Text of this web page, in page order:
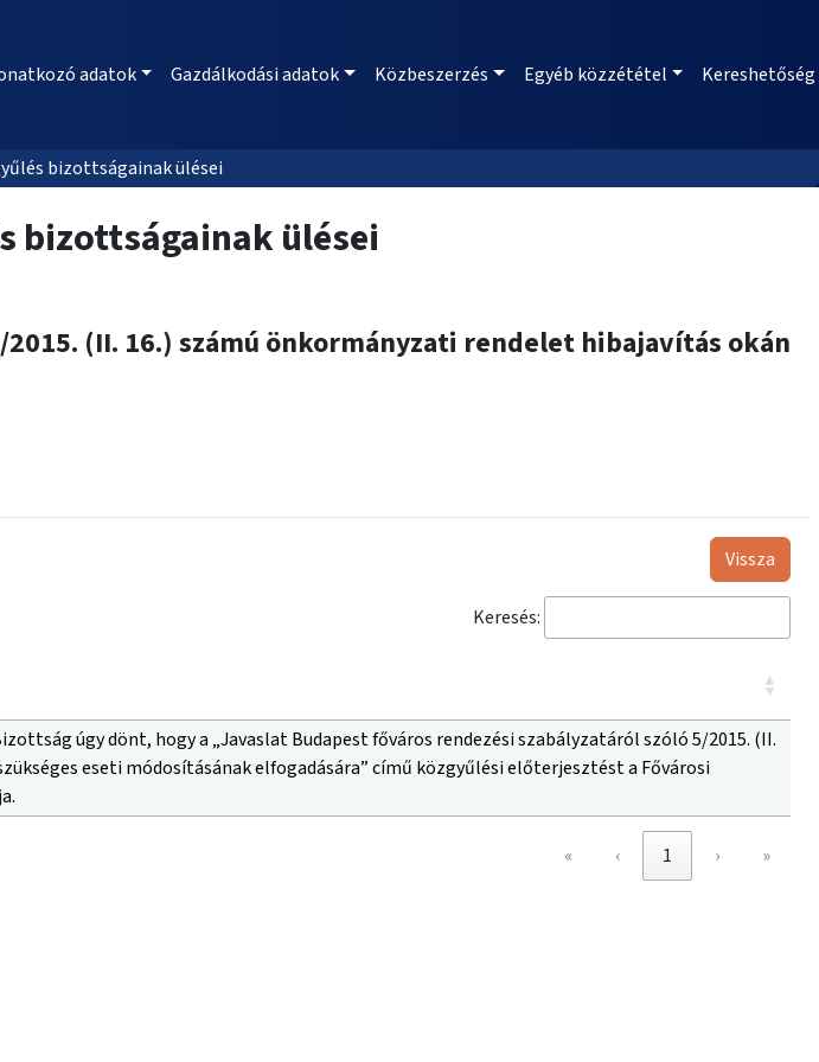
adatok Gazdálkodási adatok Közbeszerzés Egyéb közzététel Kereshetőség
bizottságainak ülései
bizottságainak ülései
(II. 16.) számú önkormányzati rendelet hibajavítás okán
Vissza
Keresés:
úgy dönt, hogy a „Javaslat Budapest főváros rendezési szabályzatáról szóló 5/2015. (II.
eseti módosításának elfogadására” című közgyűlési előterjesztést a Fővárosi
« ‹ 1 › »